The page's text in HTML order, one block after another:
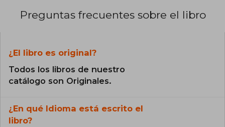
Preguntas frecuentes sobre el libro
¿El libro es original?
Todos los libros de nuestro
catálogo son Originales.
¿En qué Idioma está escrito el
libro?